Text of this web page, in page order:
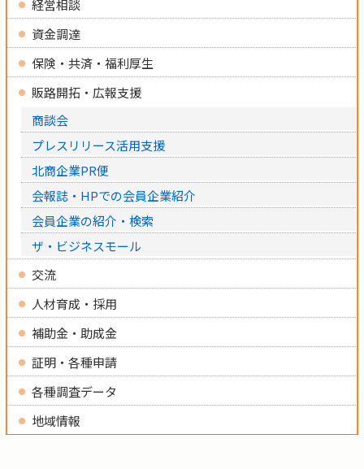
経営相談
資金調達
保険・共済・福利厚生
販路開拓・広報支援
商談会
プレスリリース活用支援
北商企業PR便
会報誌・HPでの会員企業紹介
会員企業の紹介・検索
ザ・ビジネスモール
交流
人材育成・採用
補助金・助成金
証明・各種申請
各種調査データ
地域情報